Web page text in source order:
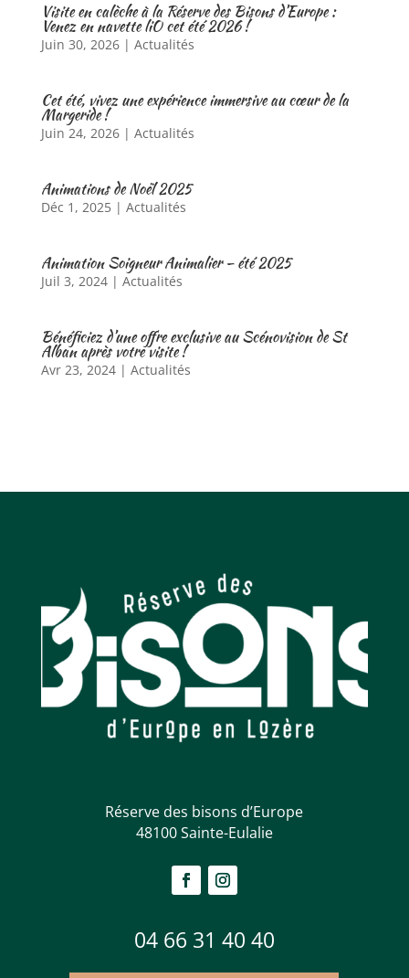
Visite en calèche à la Réserve des Bisons d’Europe :
Venez en navette liO cet été 2026 !
Juin 30, 2026| Actualités
Cet été, vivez une expérience immersive au cœur de la
Margeride !
Juin 24, 2026| Actualités
Animations de Noël 2025
Déc 1, 2025| Actualités
Animation Soigneur Animalier – été 2025
Juil 3, 2024| Actualités
Bénéficiez d’une offre exclusive au Scénovision de St
Alban après votre visite !
Avr 23, 2024| Actualités
Réserve des bisons d’Europe
48100 Sainte-Eulalie
04 66 31 40 40